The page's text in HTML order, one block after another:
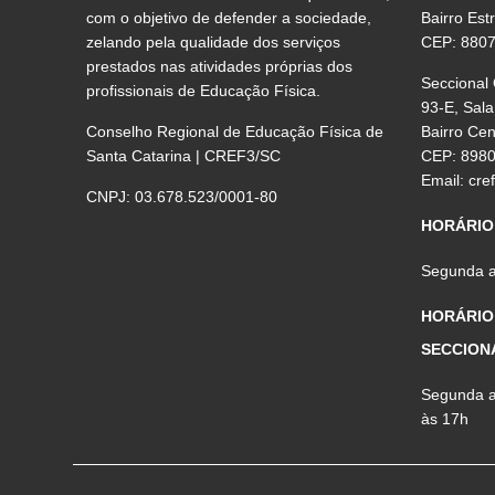
com o objetivo de defender a sociedade,
zelando pela qualidade dos serviços
prestados nas atividades próprias dos
profissionais de Educação Física.
Conselho Regional de Educação Física de
Santa Catarina | CREF3/SC
CNPJ: 03.678.523/0001-80
Bairro
CEP:
Seccional
93-E,
Bairro
CEP:
Email:
Segunda
Segunda
às 17h